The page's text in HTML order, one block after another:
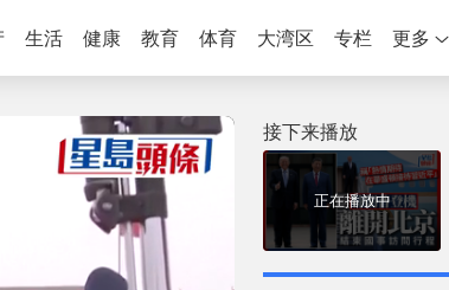
生活 健康 教育 体育 大湾区 专栏 更多
接下来播放
正在播放中